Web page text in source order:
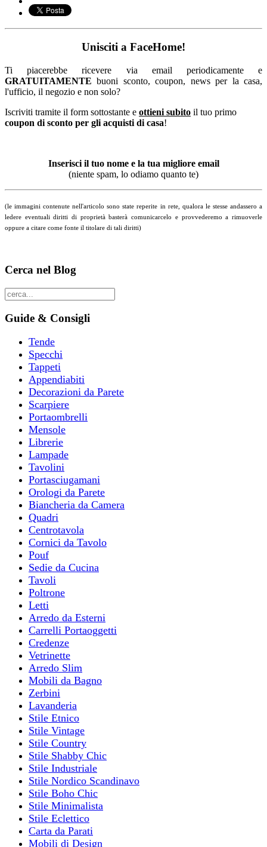
Unisciti a FaceHome!
Ti piacerebbe ricevere via email periodicamente e
GRATUITAMENTE buoni sconto, coupon, news per la casa,
l'ufficio, il negozio e non solo?
Iscriviti tramite il form sottostante e ottieni subito il tuo primo
coupon di sconto per gli acquisti di casa!
Inserisci il tuo nome e la tua migliore email
(niente spam, lo odiamo quanto te)
(le immagini contenute nell'articolo sono state reperite in rete, qualora le stesse andassero a
ledere eventuali diritti di proprietà basterà comunicarcelo e provvederemo a rimuoverle
oppure a citare come fonte il titolare di tali diritti)
Cerca nel Blog
Guide & Consigli
Tende
Specchi
Tappeti
Appendiabiti
Decorazioni da Parete
Scarpiere
Portaombrelli
Mensole
Librerie
Lampade
Tavolini
Portasciugamani
Orologi da Parete
Biancheria da Camera
Quadri
Centrotavola
Cornici da Tavolo
Pouf
Sedie da Cucina
Tavoli
Poltrone
Letti
Arredo da Esterni
Carrelli Portaoggetti
Credenze
Vetrinette
Arredo Slim
Mobili da Bagno
Zerbini
Lavanderia
Stile Etnico
Stile Vintage
Stile Country
Stile Shabby Chic
Stile Industriale
Stile Nordico Scandinavo
Stile Boho Chic
Stile Minimalista
Stile Eclettico
Carta da Parati
Mobili di Design